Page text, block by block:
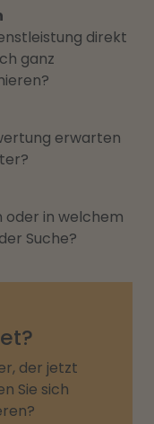
direkt
ganz
erwarten
oder in welchem
Suche?
der jetzt
Sie sich